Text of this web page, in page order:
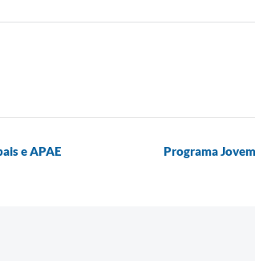
e APAE Programa